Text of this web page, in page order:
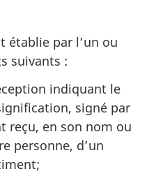
établie par l’un ou
suivants :
indiquant le
signé par
reçu, en son nom ou
personne, d’un